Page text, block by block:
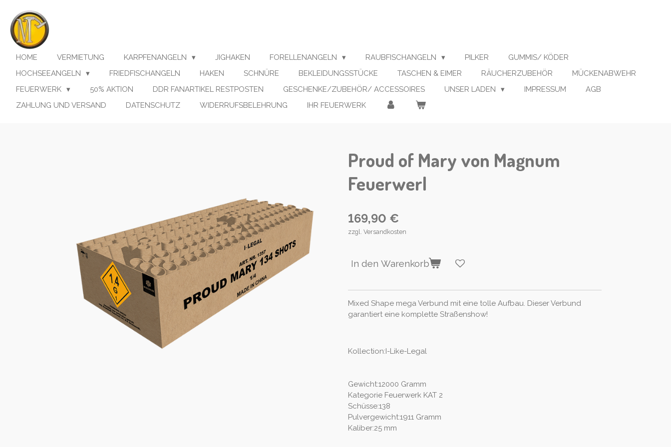
Hauptinhalt
springen
HOME VERMIETUNG KARPFENANGELN JIGHAKEN FORELLENANGELN RAUBFISCHANGELN PILKER
GUMMIS/ KÖDER
HOCHSEEANGELN
FRIEDFISCHANGELN HAKEN SCHNÜRE BEKLEIDUNGSSTÜCKE TASCHEN & EIMER RÄUCHERZUBEHÖR
MÜCKENABWEHR
FEUERWERK
50% AKTION DDR FANARTIKEL RESTPOSTEN GESCHENKE/ZUBEHÖR/ ACCESSOIRES UNSER LADEN IMPRESSUM
AGB
ZAHLUNG UND VERSAND
DATENSCHUTZ WIDERRUFSBELEHRUNG IHR FEUERWERK
Proud of Mary von Magnum
Feuerwerl
169,90 €
zzgl. Versandkosten
In den Warenkorb
Mixed Shape mega Verbund mit eine tolle Aufbau. Dieser Verbund
garantiert eine komplette Straßenshow!
Kollection:I-Like-Legal
Gewicht:12000 Gramm
Kategorie Feuerwerk KAT 2
Schüsse:138
Pulvergewicht:1911 Gramm
Kaliber:25 mm